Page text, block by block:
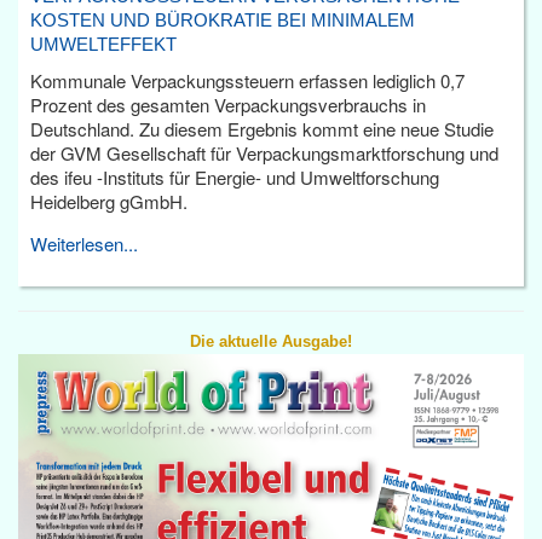
KOSTEN UND BÜROKRATIE BEI MINIMALEM
UMWELTEFFEKT
Kommunale Verpackungssteuern erfassen lediglich 0,7
Prozent des gesamten Verpackungsverbrauchs in
Deutschland. Zu diesem Ergebnis kommt eine neue Studie
der GVM Gesellschaft für Verpackungsmarktforschung und
des ifeu -Instituts für Energie- und Umweltforschung
Heidelberg gGmbH.
Weiterlesen...
Die aktuelle Ausgabe!